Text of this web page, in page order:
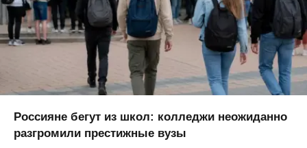
Россияне бегут из школ: колледжи неожиданно
разгромили престижные вузы